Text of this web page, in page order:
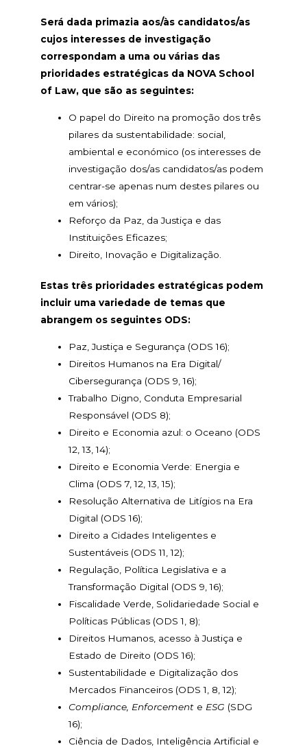
Será dada primazia aos/às candidatos/as
cujos interesses de investigação
correspondam a uma ou várias das
prioridades estratégicas da NOVA School
of Law, que são as seguintes:
O papel do Direito na promoção dos três
pilares da sustentabilidade: social,
ambiental e económico (os interesses de
investigação dos/as candidatos/as podem
centrar-se apenas num destes pilares ou
em vários);
Reforço da Paz, da Justiça e das
Instituições Eficazes;
Direito, Inovação e Digitalização.
Estas três prioridades estratégicas podem
incluir uma variedade de temas que
abrangem os seguintes ODS:
Paz, Justiça e Segurança (ODS 16);
Direitos Humanos na Era Digital/
Cibersegurança (ODS 9, 16);
Trabalho Digno, Conduta Empresarial
Responsável (ODS 8);
Direito e Economia azul: o Oceano (ODS
12, 13, 14);
Direito e Economia Verde: Energia e
Clima (ODS 7, 12, 13, 15);
Resolução Alternativa de Litígios na Era
Digital (ODS 16);
Direito a Cidades Inteligentes e
Sustentáveis (ODS 11, 12);
Regulação, Política Legislativa e a
Transformação Digital (ODS 9, 16);
Fiscalidade Verde, Solidariedade Social e
Políticas Públicas (ODS 1, 8);
Direitos Humanos, acesso à Justiça e
Estado de Direito (ODS 16);
Sustentabilidade e Digitalização dos
Mercados Financeiros (ODS 1, 8, 12);
Compliance, Enforcement e ESG (SDG
16);
Ciência de Dados, Inteligência Artificial e